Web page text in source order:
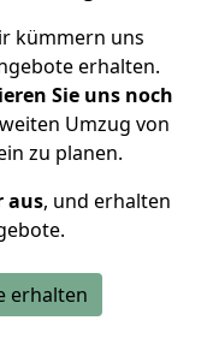
kümmern uns
erhalten.
Sie uns noch
Umzug von
zu planen.
aus, und erhalten
erhalten